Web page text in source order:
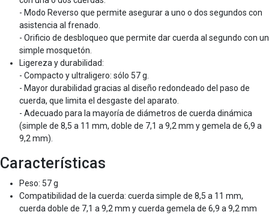
- Modo Reverso que permite asegurar a uno o dos segundos con
asistencia al frenado.
- Orificio de desbloqueo que permite dar cuerda al segundo con un
simple mosquetón.
Ligereza y durabilidad:
- Compacto y ultraligero: sólo 57 g.
- Mayor durabilidad gracias al diseño redondeado del paso de
cuerda, que limita el desgaste del aparato.
- Adecuado para la mayoría de diámetros de cuerda dinámica
(simple de 8,5 a 11 mm, doble de 7,1 a 9,2 mm y gemela de 6,9 a
9,2 mm).
Características
Peso: 57 g
Compatibilidad de la cuerda: cuerda simple de 8,5 a 11 mm,
cuerda doble de 7,1 a 9,2 mm y cuerda gemela de 6,9 a 9,2 mm